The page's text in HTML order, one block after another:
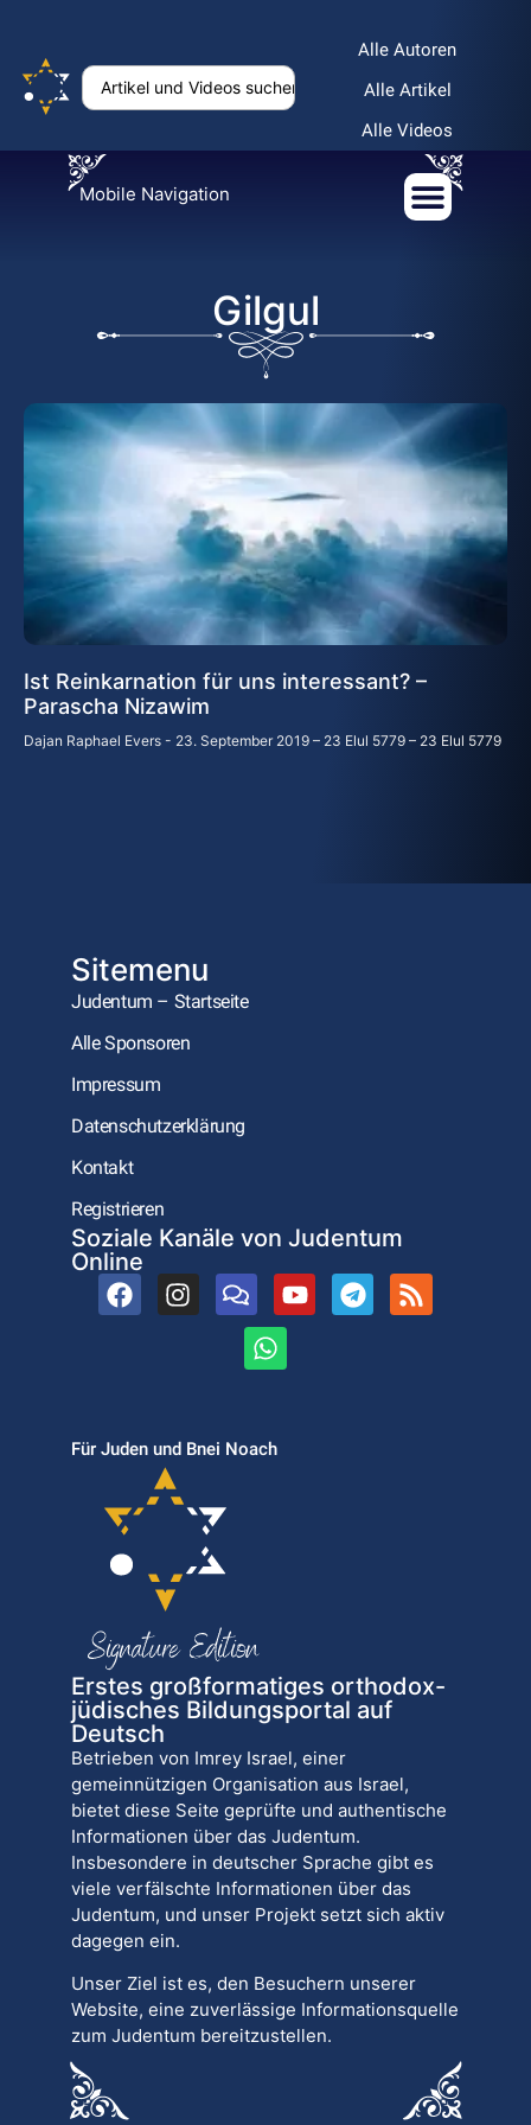
Alle Autoren
Alle Artikel
Alle Videos
Mobile Navigation
Gilgul
Ist Reinkarnation für uns interessant? –
Parascha Nizawim
Dajan Raphael Evers 23. September 2019 – 23 Elul 5779 – 23 Elul 5779
Sitemenu
Judentum – Startseite
Alle Sponsoren
Impressum
Datenschutzerklärung
Kontakt
Registrieren
Soziale Kanäle von Judentum
Online
Für Juden und Bnei Noach
Erstes großformatiges orthodox-
jüdisches Bildungsportal auf
Deutsch
Betrieben von Imrey Israel, einer
gemeinnützigen Organisation aus Israel,
bietet diese Seite geprüfte und authentische
Informationen über das Judentum.
Insbesondere in deutscher Sprache gibt es
viele verfälschte Informationen über das
Judentum, und unser Projekt setzt sich aktiv
dagegen ein.
Unser Ziel ist es, den Besuchern unserer
Website, eine zuverlässige Informationsquelle
zum Judentum bereitzustellen.